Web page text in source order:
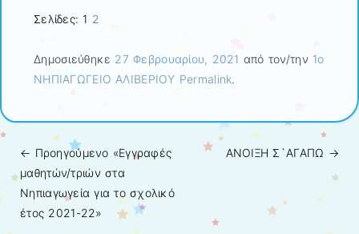
Σελίδες: 1 2
Δημοσιεύθηκε 27 Φεβρουαρίου, 2021 από τον/την 1ο
ΝΗΠΙΑΓΩΓΕΙΟ ΑΛΙΒΕΡΙΟΥ Permalink.
Πλοήγηση άρθρων
← Προηγούμενo «Εγγραφές
μαθητών/τριών στα
Νηπιαγωγεία για το σχολικό
έτος 2021-22»
ΑΝΟΙΞΗ Σ`ΑΓΑΠΩ →